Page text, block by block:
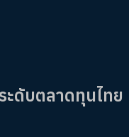
ดับตลาดทุนไทย